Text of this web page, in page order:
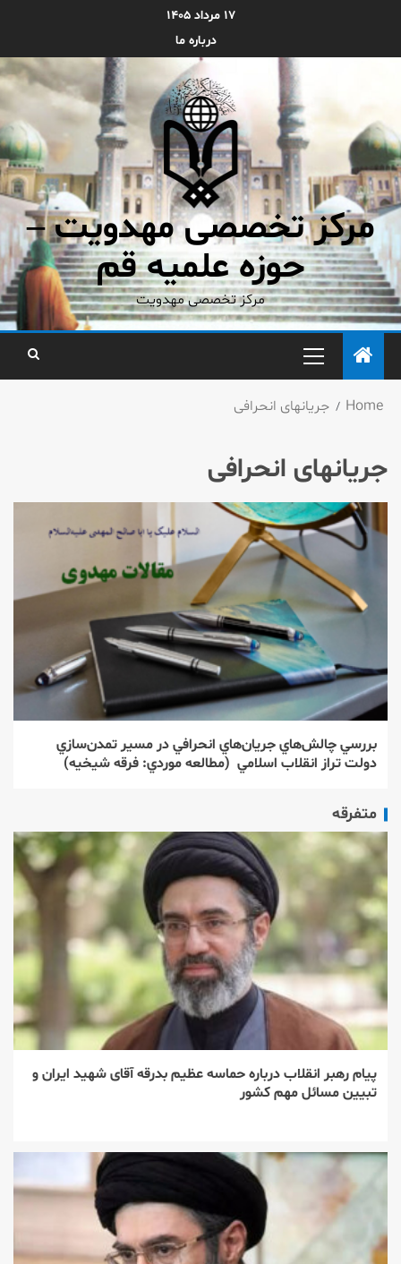
۱۷ مرداد ۱۴۰۵
درباره ما
مرکز تخصصی مهدویت –
حوزه علمیه قم
مرکز تخصصی مهدویت
Home جریانهای انحرافی
جریانهای انحرافی
بررسي چالش‌هاي جريان‌هاي انحرافي در مسير تمدن‌سازي
دولت تراز انقلاب اسلامي (مطالعه موردي: فرقه شيخيه)
متفرقه
پیام رهبر انقلاب درباره حماسه عظیم بدرقه آقای شهید ایران و
تبیین مسائل مهم کشور